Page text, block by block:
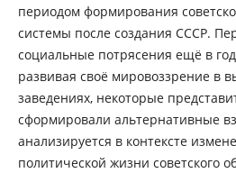
периодом формирования
системы после создания СССР.
социальные потрясения ещё в
развивая своё мировоззрение в
заведениях, некоторые
сформировали альтернативные
анализируется в контексте
политической жизни советского